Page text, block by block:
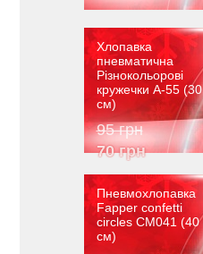
Хлопавка
пневматична
Різнокольорові
кружечки A-55 (30
см)
95 грн
70 грн
Пневмохлопавка
Fapper confetti
circles CM041 (40
см)